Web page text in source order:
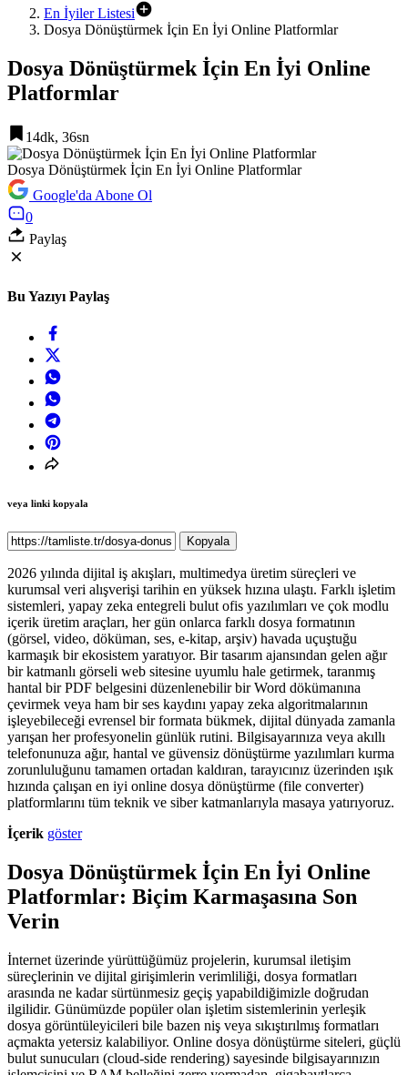
En İyiler Listesi
Dosya Dönüştürmek İçin En İyi Online Platformlar
Dosya Dönüştürmek İçin En İyi Online
Platformlar
14dk, 36sn
Dosya Dönüştürmek İçin En İyi Online Platformlar
Google'da Abone Ol
0
Paylaş
Bu Yazıyı Paylaş
veya linki kopyala
Kopyala
2026 yılında dijital iş akışları, multimedya üretim süreçleri ve
kurumsal veri alışverişi tarihin en yüksek hızına ulaştı. Farklı işletim
sistemleri, yapay zeka entegreli bulut ofis yazılımları ve çok modlu
içerik üretim araçları, her gün onlarca farklı dosya formatının
(görsel, video, döküman, ses, e-kitap, arşiv) havada uçuştuğu
karmaşık bir ekosistem yaratıyor. Bir tasarım ajansından gelen ağır
bir katmanlı görseli web sitesine uyumlu hale getirmek, taranmış
hantal bir PDF belgesini düzenlenebilir bir Word dökümanına
çevirmek veya ham bir ses kaydını yapay zeka algoritmalarının
işleyebileceği evrensel bir formata bükmek, dijital dünyada zamanla
yarışan her profesyonelin günlük rutini. Bilgisayarınıza veya akıllı
telefonunuza ağır, hantal ve güvensiz dönüştürme yazılımları kurma
zorunluluğunu tamamen ortadan kaldıran, tarayıcınız üzerinden ışık
hızında çalışan en iyi online dosya dönüştürme (file converter)
platformlarını tüm teknik ve siber katmanlarıyla masaya yatırıyoruz.
İçerik göster
Dosya Dönüştürmek İçin En İyi Online
Platformlar: Biçim Karmaşasına Son
Verin
İnternet üzerinde yürüttüğümüz projelerin, kurumsal iletişim
süreçlerinin ve dijital girişimlerin verimliliği, dosya formatları
arasında ne kadar sürtünmesiz geçiş yapabildiğimizle doğrudan
ilgilidir. Günümüzde popüler olan işletim sistemlerinin yerleşik
dosya görüntüleyicileri bile bazen niş veya sıkıştırılmış formatları
açmakta yetersiz kalabiliyor. Online dosya dönüştürme siteleri, güçlü
bulut sunucuları (cloud-side rendering) sayesinde bilgisayarınızın